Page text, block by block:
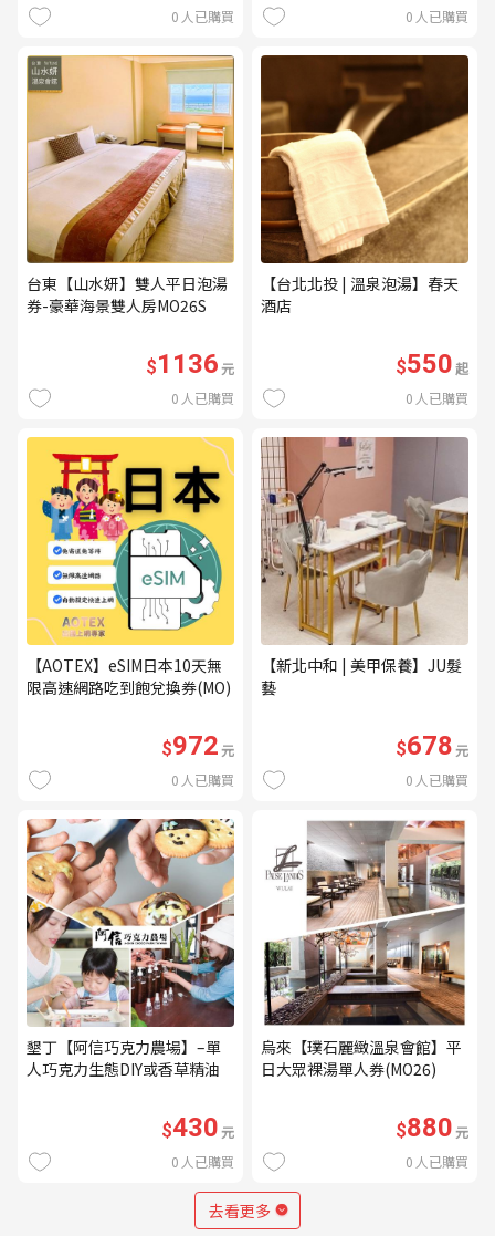
0 人已購買
0 人已購買
台東【山水妍】雙人平日泡湯
券-豪華海景雙人房MO26S
$1136元
0 人已購買
【台北北投 | 溫泉泡湯】春天
酒店
$550起
0 人已購買
【AOTEX】eSIM日本10天無
限高速網路吃到飽兌換券(MO)
$972元
0 人已購買
【新北中和 | 美甲保養】JU髮
藝
$678元
0 人已購買
墾丁【阿信巧克力農場】–單
人巧克力生態DIY或香草精油
$430元
0 人已購買
烏來【璞石麗緻溫泉會館】平
日大眾裸湯單人券(MO26)
$880元
0 人已購買
去看更多